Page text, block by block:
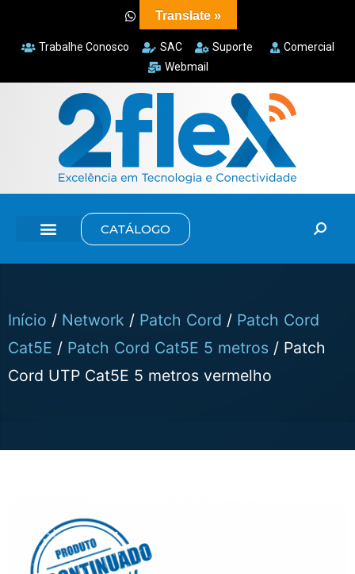
Trabalhe Conosco SAC Suporte
Comercial
Webmail
CATÁLOGO
Início / Network / Patch Cord / Patch Cord
Cat5E / Patch Cord Cat5E 5 metros / Patch
Cord UTP Cat5E 5 metros vermelho
Translate »